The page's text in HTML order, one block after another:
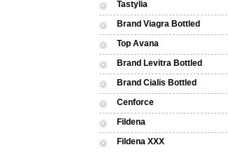
Tastylia
Brand Viagra Bottled
Top Avana
Brand Levitra Bottled
Brand Cialis Bottled
Cenforce
Fildena
Fildena XXX